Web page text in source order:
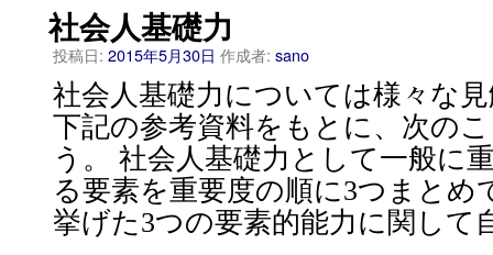
社会人基礎力
投稿日: 2015年5月30日 作成者: sano
社会人基礎力については様々な
下記の参考資料をもとに、次の
う。 社会人基礎力として一般に
る要素を重要度の順に3つまとめ
挙げた3つの要素的能力に関し